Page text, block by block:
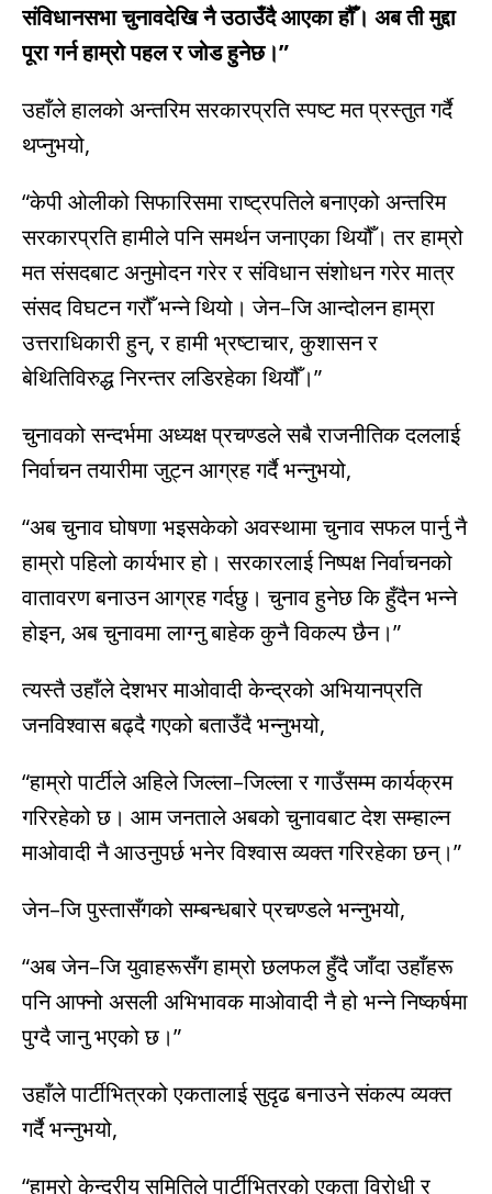
संविधानसभा चुनावदेखि नै उठाउँदै आएका हौँ। अब ती मुद्दा
पूरा गर्न हाम्रो पहल र जोड हुनेछ।”
उहाँले हालको अन्तरिम सरकारप्रति स्पष्ट मत प्रस्तुत गर्दै
थप्नुभयो,
“केपी ओलीको सिफारिसमा राष्ट्रपतिले बनाएको अन्तरिम
सरकारप्रति हामीले पनि समर्थन जनाएका थियौँ। तर हाम्रो
मत संसदबाट अनुमोदन गरेर र संविधान संशोधन गरेर मात्र
संसद विघटन गरौँ भन्ने थियो। जेन–जि आन्दोलन हाम्रा
उत्तराधिकारी हुन्, र हामी भ्रष्टाचार, कुशासन र
बेथितिविरुद्ध निरन्तर लडिरहेका थियौँ।”
चुनावको सन्दर्भमा अध्यक्ष प्रचण्डले सबै राजनीतिक दललाई
निर्वाचन तयारीमा जुट्न आग्रह गर्दै भन्नुभयो,
“अब चुनाव घोषणा भइसकेको अवस्थामा चुनाव सफल पार्नु नै
हाम्रो पहिलो कार्यभार हो। सरकारलाई निष्पक्ष निर्वाचनको
वातावरण बनाउन आग्रह गर्दछु। चुनाव हुनेछ कि हुँदैन भन्ने
होइन, अब चुनावमा लाग्नु बाहेक कुनै विकल्प छैन।”
त्यस्तै उहाँले देशभर माओवादी केन्द्रको अभियानप्रति
जनविश्वास बढ्दै गएको बताउँदै भन्नुभयो,
“हाम्रो पार्टीले अहिले जिल्ला–जिल्ला र गाउँसम्म कार्यक्रम
गरिरहेको छ। आम जनताले अबको चुनावबाट देश सम्हाल्न
माओवादी नै आउनुपर्छ भनेर विश्वास व्यक्त गरिरहेका छन्।”
जेन–जि पुस्तासँगको सम्बन्धबारे प्रचण्डले भन्नुभयो,
“अब जेन–जि युवाहरूसँग हाम्रो छलफल हुँदै जाँदा उहाँहरू
पनि आफ्नो असली अभिभावक माओवादी नै हो भन्ने निष्कर्षमा
पुग्दै जानु भएको छ।”
उहाँले पार्टीभित्रको एकतालाई सुदृढ बनाउने संकल्प व्यक्त
गर्दै भन्नुभयो,
“हाम्रो केन्द्रीय समितिले पार्टीभित्रको एकता विरोधी र